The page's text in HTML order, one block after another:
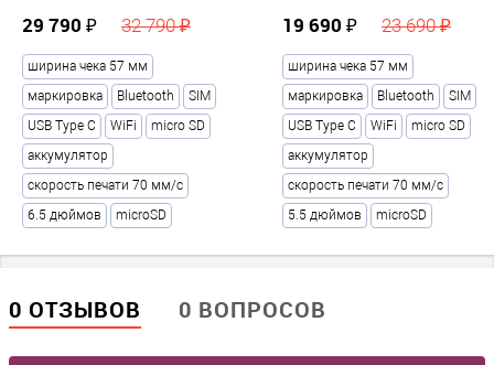
5.5
Параметры сканера
1D/2D (для ЕГАИС)
2D (ЕГАИС)
Тип луча сканера
29 790 ₽ 32 790 ₽
ширина чека 57 мм
маркировка
Bluetooth
SIM
USB Type С
WiFi
micro SD
аккумулятор
скорость печати 70 мм/с
6.5 дюймов
microSD
19 690 ₽ 23 690 ₽
ширина чека 57 мм
маркировка
Bluetooth
SIM
USB Type С
WiFi
micro SD
аккумулятор
скорость печати 70 мм/с
5.5 дюймов
microSD
0 ОТЗЫВОВ 0 ВОПРОСОВ